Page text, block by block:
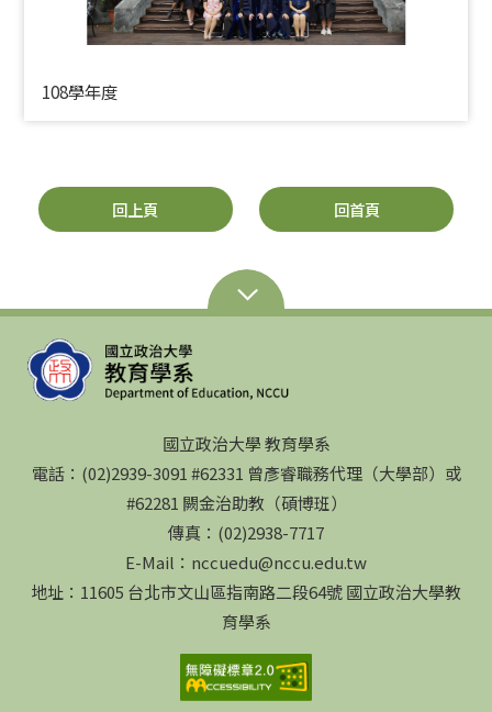
108學年度
回上頁 回首頁
國立政治大學 教育學系
電話：(02)2939-3091 #62331 曾彥睿職務代理（大學部）或
#62281 闕金治助教（碩博班）
傳真：(02)2938-7717
E-Mail：nccuedu@nccu.edu.tw
地址：11605 台北市文山區指南路二段64號 國立政治大學教
育學系